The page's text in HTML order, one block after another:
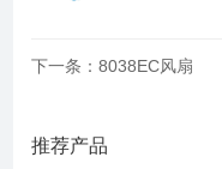
下一条：8038EC风扇
推荐产品